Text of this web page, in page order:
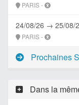
PARIS -
24/08/26 → 25/08/
PARIS -
Prochaines
Dans la